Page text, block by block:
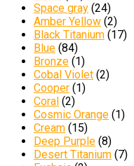
Space gray (24)
Amber Yellow (2)
Black Titanium (17)
Blue (84)
Bronze (1)
Cobal Violet (2)
Cooper (1)
Coral (2)
Cosmic Orange (1)
Cream (15)
Deep Purple (8)
Desert Titanium (7)